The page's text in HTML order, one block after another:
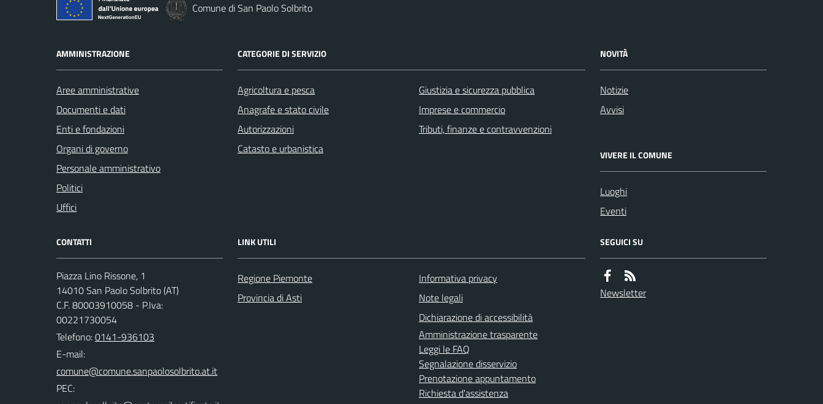
Comune di San Paolo Solbrito
AMMINISTRAZIONE
Aree amministrative
Documenti e dati
Enti e fondazioni
Organi di governo
Personale amministrativo
Politici
Uffici
CATEGORIE DI SERVIZIO
Agricoltura e pesca
Anagrafe e stato civile
Autorizzazioni
Catasto e urbanistica
Giustizia e sicurezza pubblica
Imprese e commercio
Tributi, finanze e contravvenzioni
NOVITÀ
Notizie
Avvisi
VIVERE IL COMUNE
Luoghi
Eventi
CONTATTI
Piazza Lino Rissone, 1
14010 San Paolo Solbrito (AT)
C.F. 80003910058 - P.Iva:
00221730054
Telefono:0141-936103
E-mail:
PEC:
LINK UTILI
Regione Piemonte
Provincia di Asti
Informativa privacy
Note legali
Dichiarazione di accessibilità
Amministrazione trasparente
Leggi le FAQ
Segnalazione disservizio
Prenotazione appuntamento
Richiesta d'assistenza
SEGUICI SU
Newsletter